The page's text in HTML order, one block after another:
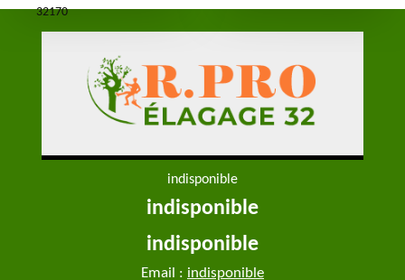
32170
indisponible
indisponible
indisponible
Email : indisponible